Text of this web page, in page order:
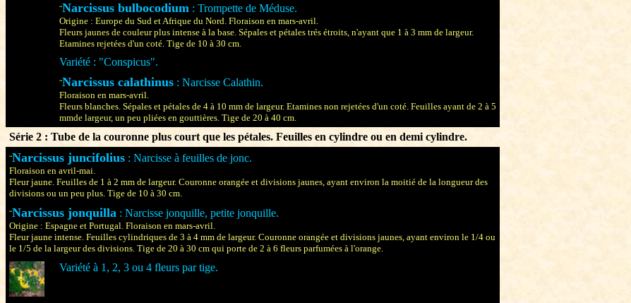
¨Narcissus bulbocodium : Trompette de Méduse.
Origine : Europe du Sud et Afrique du Nord. Floraison en mars-avril.
Fleurs jaunes de couleur plus intense à la base. Sépales et pétales trés étroits, n'ayant que 1 à 3 mm de largeur.
Etamines rejetées d'un coté. Tige de 10 à 30 cm.
Variété : "Conspicus".
¨Narcissus calathinus : Narcisse Calathin.
Floraison en mars-avril.
Fleurs blanches. Sépales et pétales de 4 à 10 mm de largeur. Etamines non rejetées d'un coté. Feuilles ayant de 2 à 5
mmde largeur, un peu pliées en gouttières. Tige de 20 à 40 cm.
Série 2 : Tube de la couronne plus court que les pétales. Feuilles en cylindre ou en demi cylindre.
¨Narcissus juncifolius : Narcisse à feuilles de jonc.
Floraison en avril-mai.
Fleur jaune. Feuilles de 1 à 2 mm de largeur. Couronne orangée et divisions jaunes, ayant environ la moitié de la longueur des
divisions ou un peu plus. Tige de 10 à 30 cm.
¨Narcissus jonquilla : Narcisse jonquille, petite jonquille.
Origine : Espagne et Portugal. Floraison en mars-avril.
Fleur jaune intense. Feuilles cylindriques de 3 à 4 mm de largeur. Couronne orangée et divisions jaunes, ayant environ le 1/4 ou
le 1/5 de la largeur des divisions. Tige de 20 à 30 cm qui porte de 2 à 6 fleurs parfumées à l'orange.
Variété à 1, 2, 3 ou 4 fleurs par tige.